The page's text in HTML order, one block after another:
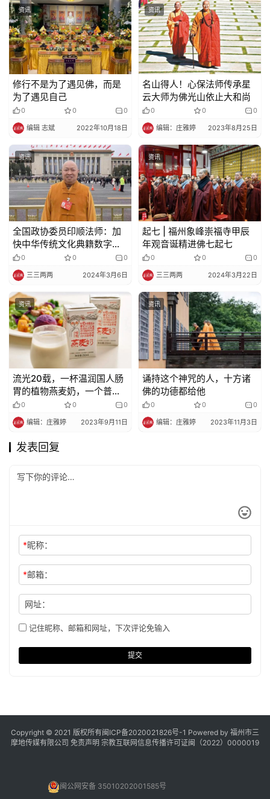
资讯
修行不是为了遇见佛，而是
为了遇见自己
0 0 0
编辑 志斌 2022年10月18日
资讯
名山得人！心保法师传承星
云大师为佛光山依止大和尚
0 0 0
编辑：庄雅婷 2023年8月25日
资讯
全国政协委员印顺法师：加
快中华传统文化典籍数字化
建设 | 关注
0 0 0
三三两两 2024年3月6日
资讯
起七 | 福州象峰崇福寺甲辰
年观音诞精进佛七起七
0 0 0
三三两两 2024年3月22日
资讯
流光20载，一杯温润国人肠
胃的植物燕麦奶，一个普通
家庭最长情的告白
0 0 0
编辑：庄雅婷 2023年9月11日
资讯
诵持这个神咒的人，十方诸
佛的功德都给他
0 0 0
编辑：庄雅婷 2023年11月3日
发表回复
*昵称：
*邮箱：
网址：
记住昵称、邮箱和网址，下次评论免输入
提交
Copyright © 2021 版权所有闽ICP备2020021826号-1 Powered by 福州市三
摩地传媒有限公司 免责声明 宗教互联网信息传播许可证闽（2022）0000019
闽公网安备 35010202001585号